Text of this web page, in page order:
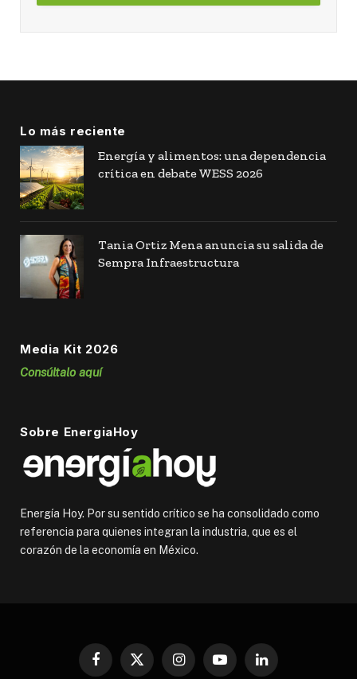
Lo más reciente
Energía y alimentos: una dependencia
crítica en debate WESS 2026
Tania Ortiz Mena anuncia su salida de
Sempra Infraestructura
Media Kit 2026
Consúltalo aquí
Sobre EnergiaHoy
Energía Hoy. Por su sentido crítico se ha consolidado como
referencia para quienes integran la industria, que es el
corazón de la economía en México.
Facebook
X
InstagramYouTubeLinkedIn